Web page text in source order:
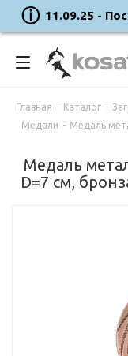
11.09.25 -
Главная - Каталог -
Медали - Медаль
Медаль
D=7 см,